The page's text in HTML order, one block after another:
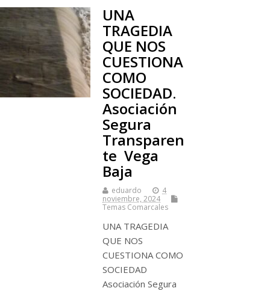
UNA
TRAGEDIA
QUE NOS
CUESTIONA
COMO
SOCIEDAD.
Asociación
Segura
Transparen
te Vega
Baja
eduardo
4
noviembre, 2024
Temas Comarcales
UNA TRAGEDIA
QUE NOS
CUESTIONA COMO
SOCIEDAD
Asociación Segura